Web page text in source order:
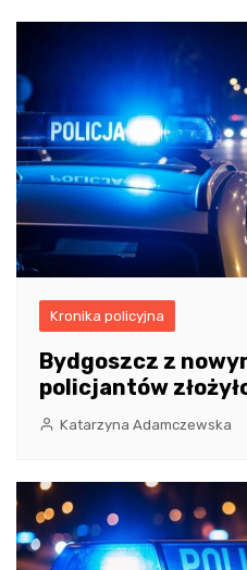
Kronika policyjna
Bydgoszcz z
policjantów
Katarzyna Adamczewska